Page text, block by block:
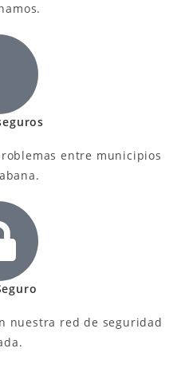
entre municipios
nuestra red de seguridad